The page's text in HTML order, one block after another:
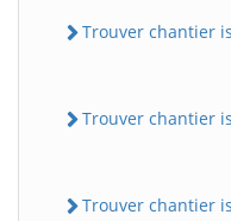
Trouver chantier
Trouver chantier
Trouver chantier